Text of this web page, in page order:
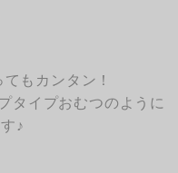
もカンタン！
タイプおむつのように
♪